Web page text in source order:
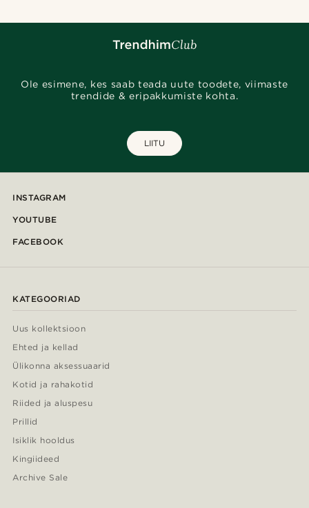
Ole esimene, kes saab teada uute toodete, viimaste
trendide & eripakkumiste kohta.
LIITU
INSTAGRAM
YOUTUBE
FACEBOOK
KATEGOORIAD
Uus kollektsioon
Ehted ja kellad
Ülikonna aksessuaarid
Kotid ja rahakotid
Riided ja aluspesu
Prillid
Isiklik hooldus
Kingiideed
Archive Sale